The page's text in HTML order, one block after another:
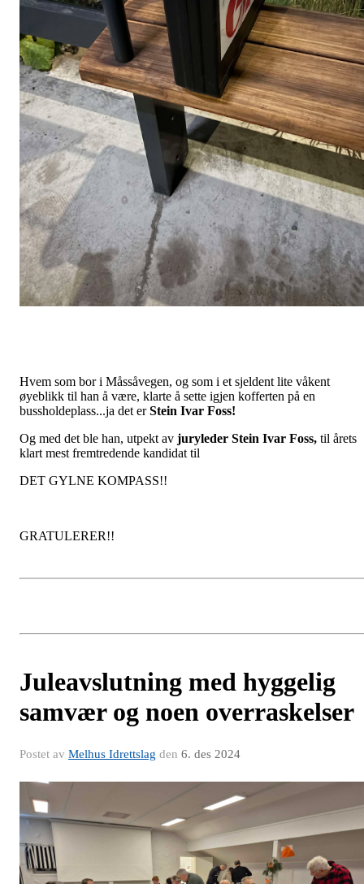
Hvem som bor i Måssåvegen, og som i et sjeldent lite våkent
øyeblikk til han å være, klarte å sette igjen kofferten på en
bussholdeplass...ja det erStein Ivar Foss!
Og med det ble han, utpekt av juryleder Stein Ivar Foss, til årets
klart mest fremtredende kandidat til
DET GYLNE KOMPASS!!
GRATULERER!!
Juleavslutning med hyggelig
samvær og noen overraskelser
Postet av Melhus Idrettslag den 6. des 2024